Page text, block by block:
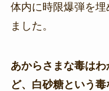
体内に時限爆弾を
ました。
あからさまな毒は
ど、白砂糖という